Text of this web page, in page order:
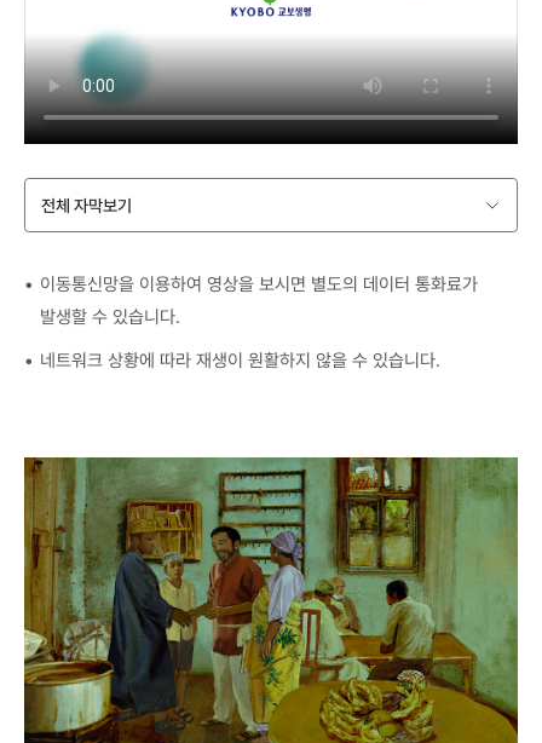
전체 자막보기
이동통신망을 이용하여 영상을 보시면 별도의 데이터 통화료가
발생할 수 있습니다.
네트워크 상황에 따라 재생이 원활하지 않을 수 있습니다.